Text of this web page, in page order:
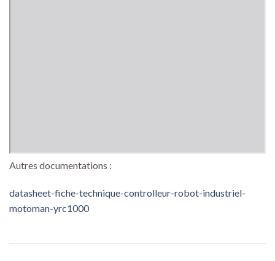
Autres documentations :
datasheet-fiche-technique-controlleur-robot-industriel-
motoman-yrc1000